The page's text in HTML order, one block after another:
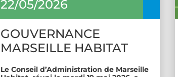
22/05/2026
GOUVERNANCE
MARSEILLE HABITAT
Le Conseil d’Administration de Marseille